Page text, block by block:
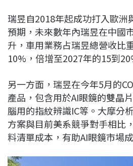
瑞昱自2018年起成功打入歐洲
預期，未來數年內瑞昱在中國
升，車用業務占瑞昱總營收比
10%，倍增至2027年的15到
另一方面，瑞昱在今年5月的
產品，包含用於AI眼鏡的雙晶
腦用的指紋辨識IC等。大摩分
方案與目前美系競爭對手相比
料清單成本，有助AI眼鏡市場